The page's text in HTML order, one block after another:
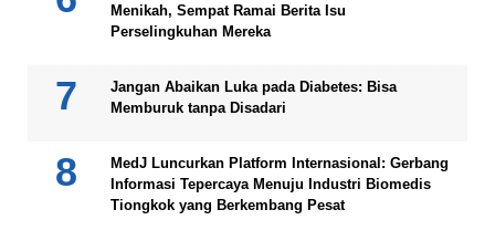
Menikah, Sempat Ramai Berita Isu
Perselingkuhan Mereka
Jangan Abaikan Luka pada Diabetes: Bisa
Memburuk tanpa Disadari
MedJ Luncurkan Platform Internasional: Gerbang
Informasi Tepercaya Menuju Industri Biomedis
Tiongkok yang Berkembang Pesat